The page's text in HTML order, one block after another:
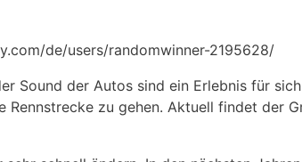
de/users/randomwinner-2195628/
Sound der Autos sind ein Erlebnis für
zu gehen. Aktuell findet der